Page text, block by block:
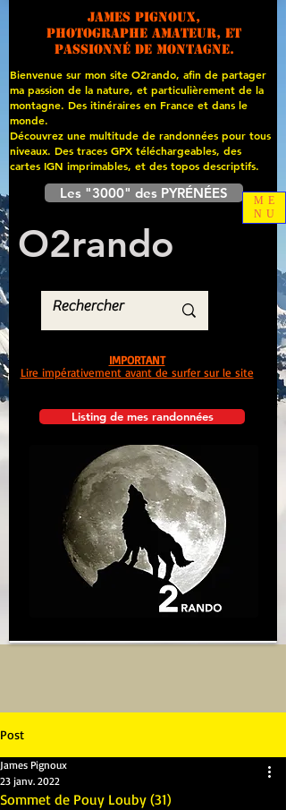
James PIGNOUX,
photographe amateur, et
passionné de montagne.
Bienvenue sur mon site O2rando, afin de partager
ma passion de la nature, et particulièrement de la
montagne. Des itinéraires en France et dans le
monde.
Découvrez une multitude de randonnées pour tous
niveaux. Des traces GPX téléchargeables, des
cartes IGN imprimables, et des topos descriptifs.
Les "3000" des PYRÉNÉES
O2rando
Listing de mes randonnées
IMPORTANT
Lire impérativement avant de surfer sur le site
ME
NU
Post
Sommet de Pouy Louby (31)
James Pignoux
23 janv. 2022